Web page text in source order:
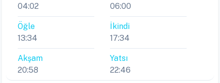
04:02
06:00
Öğle
13:34
İkindi
17:34
Akşam
20:58
Yatsı
22:46